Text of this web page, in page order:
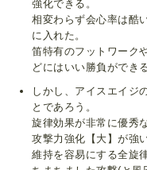
強化できる。
相変わらず会心率は酷
に入れた。
笛特有のフットワーク
どにはいい勝負ができる
しかし、アイスエイジ
とであろう。
旋律効果が非常に優秀
攻撃力強化【大】が強
維持を容易にする全旋